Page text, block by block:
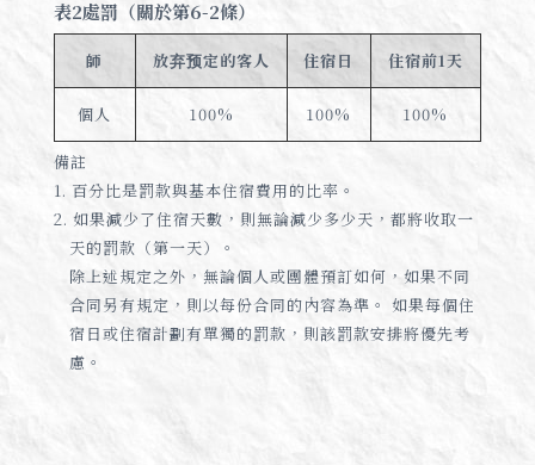
表2處罰（關於第6-2條）
師 放弃预定的客人 住宿日 住宿前1天
個人 100% 100% 100%
備註
1. 百分比是罰款與基本住宿費用的比率。
2. 如果減少了住宿天數，則無論減少多少天，都將收取一
天的罰款（第一天）。
除上述規定之外，無論個人或團體預訂如何，如果不同
合同另有規定，則以每份合同的內容為準。 如果每個住
宿日或住宿計劃有單獨的罰款，則該罰款安排將優先考
慮。